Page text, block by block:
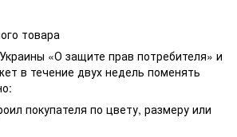
товара
«О защите прав потребителя» и
в течение двух недель поменять
покупателя по цвету, размеру или